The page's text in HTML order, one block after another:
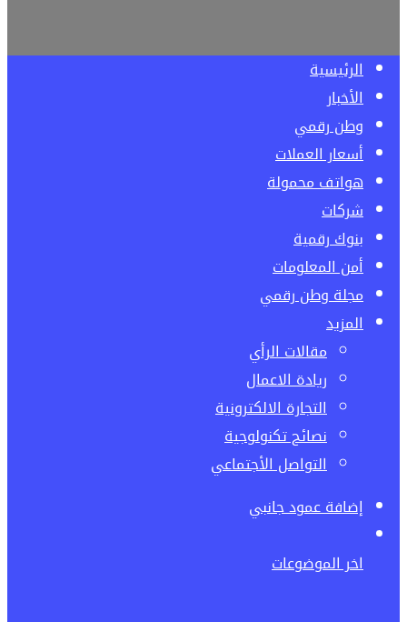
الرئيسية
الأخبار
وطن رقمي
أسعار العملات
هواتف محمولة
شركات
بنوك رقمية
أمن المعلومات
مجلة وطن رقمي
المزيد
مقالات الرأي
ريادة الاعمال
التجارة الالكترونية
نصائح تكنولوجية
التواصل الأجتماعي
إضافة عمود جانبي
اخر الموضوعات